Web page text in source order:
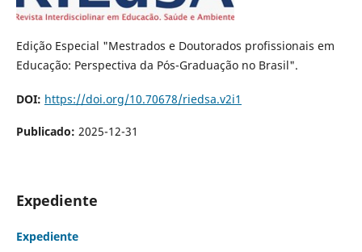
Edição Especial "Mestrados e Doutorados profissionais em
Educação: Perspectiva da Pós-Graduação no Brasil".
DOI: https://doi.org/10.70678/riedsa.v2i1
Publicado: 2025-12-31
Expediente
Expediente